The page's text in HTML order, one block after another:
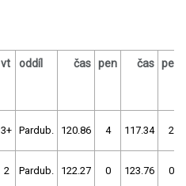
vt oddíl čas pen čas pen
3+ Pardub. 120.86 4 117.34 2
2 Pardub. 122.27 0 123.76 0